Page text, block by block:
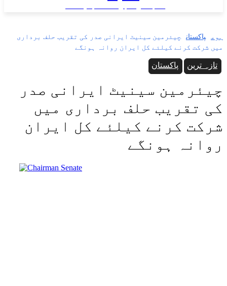
ہوم پاکستان
چیئرمین سینیٹ ایرانی صدر کی تقریب حلف برداری
میں شرکت کرنے کیلئے کل ایران روانہ ہونگے
پاکستان تازہ ترین
چیئرمین سینیٹ ایرانی صدر
کی تقریب حلف برداری میں
شرکت کرنے کیلئے کل ایران
روانہ ہونگے